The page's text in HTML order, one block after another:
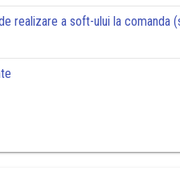
realizare a soft-ului la comanda